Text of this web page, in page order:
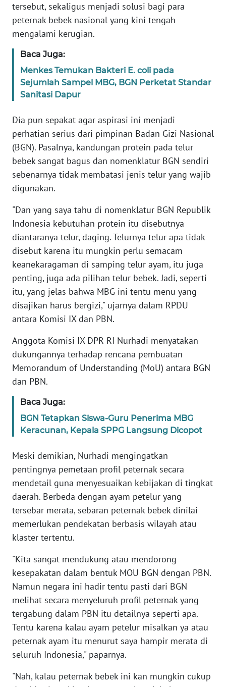
tersebut, sekaligus menjadi solusi bagi para
peternak bebek nasional yang kini tengah
mengalami kerugian.
Baca Juga:
Menkes Temukan Bakteri E. coli pada
Sejumlah Sampel MBG, BGN Perketat Standar
Sanitasi Dapur
Dia pun sepakat agar aspirasi ini menjadi
perhatian serius dari pimpinan Badan Gizi Nasional
(BGN). Pasalnya, kandungan protein pada telur
bebek sangat bagus dan nomenklatur BGN sendiri
sebenarnya tidak membatasi jenis telur yang wajib
digunakan.
"Dan yang saya tahu di nomenklatur BGN Republik
Indonesia kebutuhan protein itu disebutnya
diantaranya telur, daging. Telurnya telur apa tidak
disebut karena itu mungkin perlu semacam
keanekaragaman di samping telur ayam, itu juga
penting, juga ada pilihan telur bebek. Jadi, seperti
itu, yang jelas bahwa MBG ini tentu menu yang
disajikan harus bergizi," ujarnya dalam RPDU
antara Komisi IX dan PBN.
Anggota Komisi IX DPR RI Nurhadi menyatakan
dukungannya terhadap rencana pembuatan
Memorandum of Understanding (MoU) antara BGN
dan PBN.
Baca Juga:
BGN Tetapkan Siswa-Guru Penerima MBG
Keracunan, Kepala SPPG Langsung Dicopot
Meski demikian, Nurhadi mengingatkan
pentingnya pemetaan profil peternak secara
mendetail guna menyesuaikan kebijakan di tingkat
daerah. Berbeda dengan ayam petelur yang
tersebar merata, sebaran peternak bebek dinilai
memerlukan pendekatan berbasis wilayah atau
klaster tertentu.
"Kita sangat mendukung atau mendorong
kesepakatan dalam bentuk MOU BGN dengan PBN.
Namun negara ini hadir tentu pasti dari BGN
melihat secara menyeluruh profil peternak yang
tergabung dalam PBN itu detailnya seperti apa.
Tentu karena kalau ayam petelur misalkan ya atau
peternak ayam itu menurut saya hampir merata di
seluruh Indonesia," paparnya.
"Nah, kalau peternak bebek ini kan mungkin cukup
TENTANG
KAMI
PEDOMAN
MEDIA
SIBER
REDAKSI
KARIR
DISCLAIMER
Wahana
News
Regional
WN
SUMUT
WN
JAKARTA
WN
JABAR
BANTEN
WN
NTT
KEPRI
PAPUA
WN
PAPUA
BARAT
RIAU
WN
SERAMBI
JAMBI
WN
SULTRA
WN